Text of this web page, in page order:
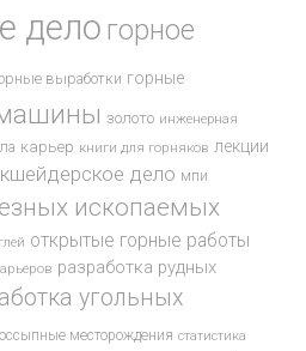
дело горное
выработки горные
золото инженерная
карьер книги для горняков лекции
дело мпи
ископаемых
открытые горные работы
разработка рудных
угольных
месторождения статистика